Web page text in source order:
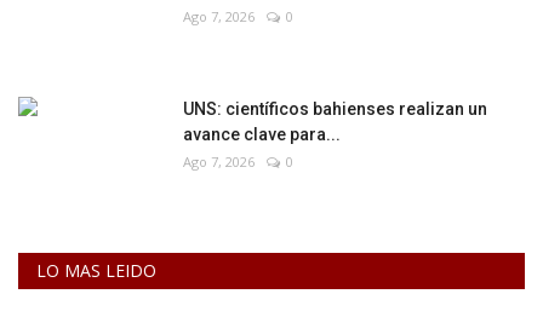
Ago 7, 2026 0
UNS: científicos bahienses realizan un
avance clave para...
Ago 7, 2026 0
LO MAS LEIDO